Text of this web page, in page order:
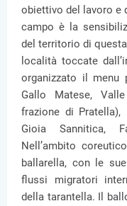
obiettivo del lavoro e
campo è la
del territorio di
località toccate
organizzato il menu
Gallo Matese,
frazione di Pratella),
Gioia Sannitica,
Nell’ambito
ballarella, con le
flussi migratori
della tarantella. Il